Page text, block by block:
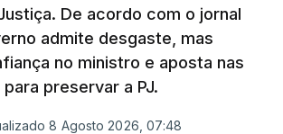
De acordo com o jornal
admite desgaste, mas
no ministro e aposta nas
preservar a PJ.
8 Agosto 2026, 07:48